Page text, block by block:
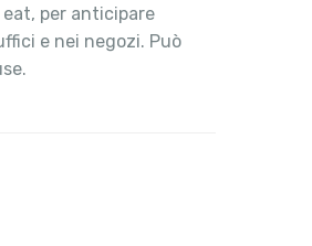
per anticipare
e nei negozi. Può